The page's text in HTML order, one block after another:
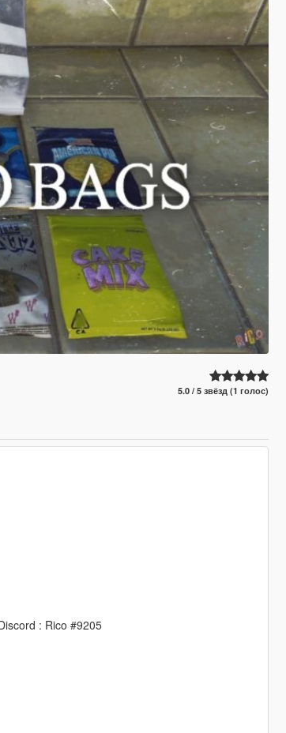
5.0 / 5 звёзд (1 голос)
: Rico #9205